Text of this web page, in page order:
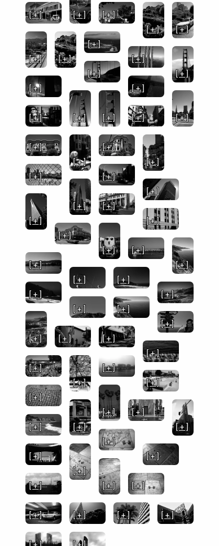
[ + ]
[ + ]
[ + ]
[ + ]
[ + ]
[ + ] [ + ]
[ + ]
[ + ]
[ + ]
[ + ]
[ + ]
[ + ]
[ + ] [ + ]
[ + ] [ + ] [ + ]
[ + ]
[ + ]
[ + ]
[ + ]
[ + ]
[ + ]
[ + ]
[ + ]
[ + ]
[ + ]
[ + ]
[ + ]
[ + ]
[ + ]
[ + ]
[ + ]
[ + ]
[ + ]
[ + ]
[ + ]
[ + ]
[ + ]
[ + ]
[ + ]
[ + ]
[ + ]
[ + ]
[ + ]
[ + ]
[ + ]
[ + ]
[ + ]
[ + ]
[ + ]
[ + ]
[ + ]
[ + ]
[ + ]
[ + ]
[ + ]
[ + ]
[ + ]
[ + ] [ + ]
[ + ] [ + ] [ + ] [ + ]